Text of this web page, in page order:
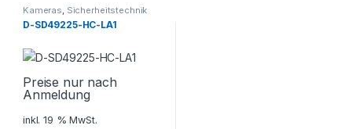
Kameras, Sicherheitstechnik
D-SD49225-HC-LA1
Preise nur nach
Anmeldung
inkl. 19 % MwSt.